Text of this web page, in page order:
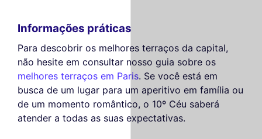
Informações práticas
Para descobrir os melhores terraços da capital,
não hesite em consultar nosso guia sobre os
melhores terraços em Paris. Se você está em
busca de um lugar para um aperitivo em família ou
de um momento romântico, o 10º Céu saberá
atender a todas as suas expectativas.